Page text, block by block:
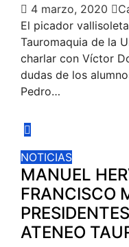
4 marzo, 2020
El picador
Tauromaquia de la
charlar con Víctor
dudas de los
Pedro…
NOTICIAS
MANUEL
FRANCISCO
ATENEO